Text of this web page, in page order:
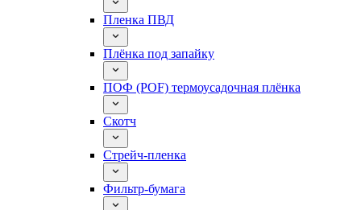
Пленка ПВД
Плёнка под запайку
ПОФ (POF) термоусадочная плёнка
Скотч
Стрейч-пленка
Фильтр-бумага